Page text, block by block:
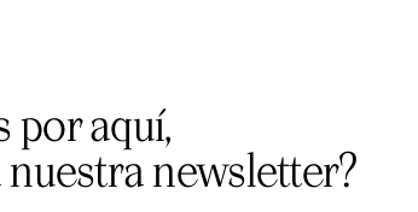
por aquí,
nuestra newsletter?